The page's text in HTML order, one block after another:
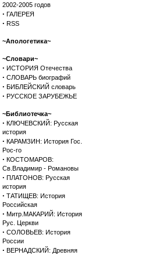
2002-2005 годов
· ГАЛЕРЕЯ
· RSS
~Апологетика~
~Словари~
· ИСТОРИЯ Отечества
· СЛОВАРЬ биографий
· БИБЛЕЙСКИЙ словарь
· РУССКОЕ ЗАРУБЕЖЬЕ
~Библиотечка~
· КЛЮЧЕВСКИЙ: Русская
история
· КАРАМЗИН: История Гос.
Рос-го
· КОСТОМАРОВ:
Св.Владимир - Романовы
· ПЛАТОНОВ: Русская
история
· ТАТИЩЕВ: История
Российская
· Митр.МАКАРИЙ: История
Рус. Церкви
· СОЛОВЬЕВ: История
России
· ВЕРНАДСКИЙ: Древняя